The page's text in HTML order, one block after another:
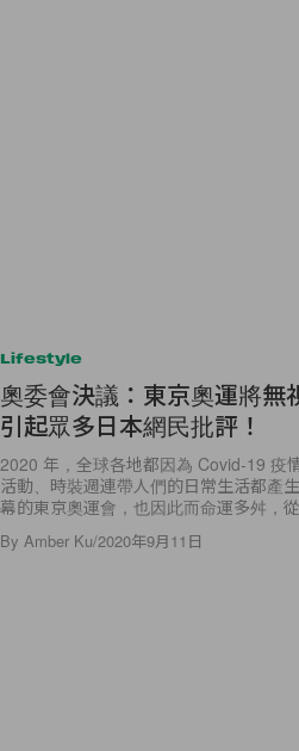
Lifestyle
奧委會決議：東京奧運將無
引起眾多日本網民批評！
2020 年，全球各地都因為 Covid-19 疫
活動、時裝週連帶人們的日常生活都產
幕的東京奧運會，也因此而命運多舛，
By Amber Ku/2020年9月11日